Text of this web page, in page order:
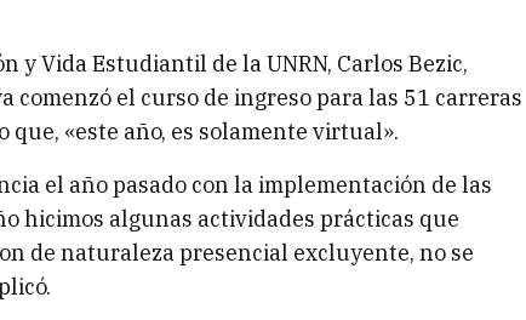
y Vida Estudiantil de la UNRN, Carlos Bezic,
comenzó el curso de ingreso para las 51 carreras
que, «este año, es solamente virtual».
el año pasado con la implementación de las
hicimos algunas actividades prácticas que
de naturaleza presencial excluyente, no se